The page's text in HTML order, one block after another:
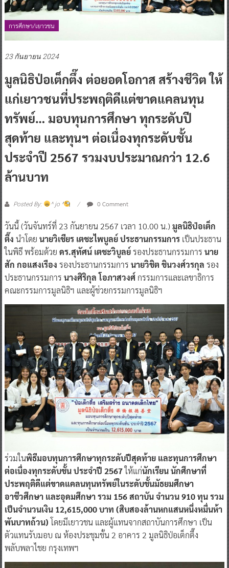
การศึกษา/เยาวชน
23 กันยายน 2024
มูลนิธิป่อเต็กตึ๊ง ต่อยอดโอกาส สร้างชีวิต ให้
แก่เยาวชนที่ประพฤติดีแต่ขาดแคลนทุน
ทรัพย์… มอบทุนการศึกษา ทุกระดับปี
สุดท้าย และทุนฯ ต่อเนื่องทุกระดับชั้น
ประจำปี 2567 รวมงบประมาณกว่า 12.6
ล้านบาท
Posted By: ^ jo ^ 0 Comment
วันนี้ (วันจันทร์ที่ 23 กันยายน 2567 เวลา 10.00 น.)มูลนิธิป่อเต็ก
ตึ๊ง นำโดย นายวิเชียร เตชะไพบูลย์ ประธานกรรมการเป็นประธาน
ในพิธี พร้อมด้วย ดร.สุทัศน์ เตชะวิบูลย์รองประธานกรรมการ นาย
สัก กอแสงเรือง รองประธานกรรมการ นายวิชิต ชินวงศ์วรกุล รอง
ประธานกรรมการ นางศิริกุล โอภาสวงศ์กรรมการและเลขาธิการ
คณะกรรมการมูลนิธิฯ และผู้ช่วยกรรมการมูลนิธิฯ
ร่วมในพิธีมอบทุนการศึกษาทุกระดับปีสุดท้าย และทุนการศึกษา
ต่อเนื่องทุกระดับชั้น ประจำปี 2567ให้แก่นักเรียน นักศึกษาที่
ประพฤติดีแต่ขาดแคลนทุนทรัพย์ในระดับชั้นมัธยมศึกษา
อาชีวศึกษา และอุดมศึกษา รวม 156 สถาบัน จำนวน 910 ทุน รวม
เป็นจำนวนเงิน 12,615,000 บาท (สิบสองล้านหกแสนหนึ่งหมื่นห้า
พันบาทถ้วน) โดยมีเยาวชน และผู้แทนจากสถาบันการศึกษา เป็น
ตัวแทนรับมอบ ณ ห้องประชุมชั้น 2 อาคาร 2 มูลนิธิป่อเต็กตึ๊ง
พลับพลาไชย กรุงเทพฯ